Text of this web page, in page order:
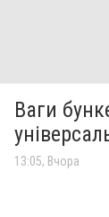
Ваги
13:05, Вчора